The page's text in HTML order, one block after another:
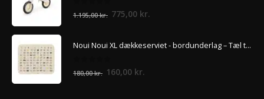
ud af 5
1.195,00kr. Den
var:
775,00 kr.
er:
Noui Noui XL dækkeserviet - bordunderlag – Tæl til 100
ud af 5
180,00kr. Den
160,00 kr.